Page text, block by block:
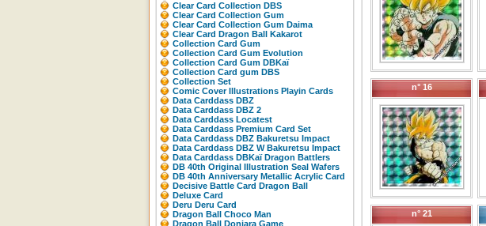
Clear Card Collection DBS
Clear Card Collection Gum
Clear Card Collection Gum Daima
Clear Card Dragon Ball Kakarot
Collection Card Gum
Collection Card Gum Evolution
Collection Card Gum DBKaï
Collection Card gum DBS
Collection Set
Comic Cover Illustrations Playin Cards
Data Carddass DBZ
Data Carddass DBZ 2
Data Carddass Locatest
Data Carddass Premium Card Set
Data Carddass DBZ Bakuretsu Impact
Data Carddass DBZ W Bakuretsu Impact
Data Carddass DBKaï Dragon Battlers
DB 40th Original Illustration Seal Wafers
DB 40th Anniversary Metallic Acrylic Card
Decisive Battle Card Dragon Ball
Deluxe Card
Deru Deru Card
Dragon Ball Choco Man
Dragon Ball Donjara Game
n° 16
n° 21